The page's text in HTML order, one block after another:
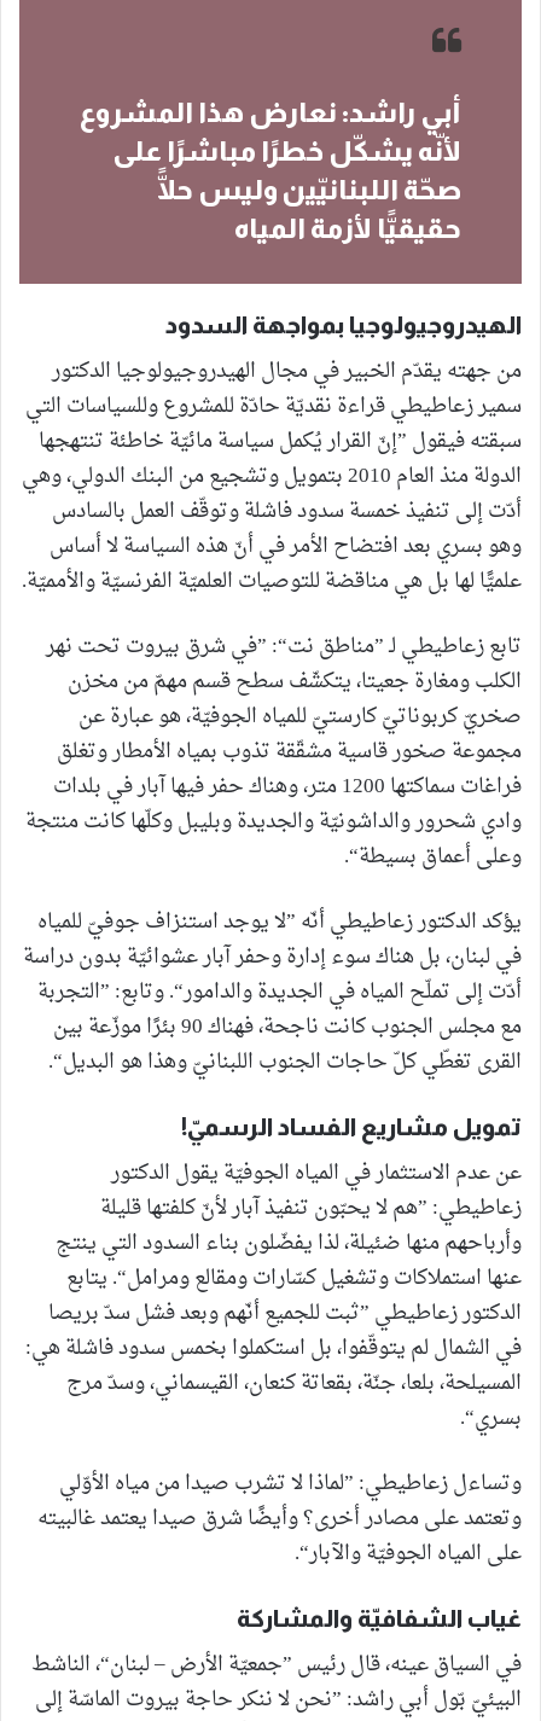
أبي راشد: نعارض هذا المشروع
لأنّه يشكّل خطرًا مباشرًا على
صحّة اللبنانيّين وليس حلًّا
حقيقيًّا لأزمة المياه
الهيدروجيولوجيا بمواجهة السدود
من جهته يقدّم الخبير في مجال الهيدروجيولوجيا الدكتور
سمير زعاطيطي قراءة نقديّة حادّة للمشروع وللسياسات التي
سبقته فيقول ”إنّ القرار يُكمل سياسة مائيّة خاطئة تنتهجها
الدولة منذ العام 2010 بتمويل وتشجيع من البنك الدولي، وهي
أدّت إلى تنفيذ خمسة سدود فاشلة وتوقّف العمل بالسادس
وهو بسري بعد افتضاح الأمر في أنّ هذه السياسة لا أساس
علميًّا لها بل هي مناقضة للتوصيات العلميّة الفرنسيّة والأمميّة.
تابع زعاطيطي لـ ”مناطق نت“: ”في شرق بيروت تحت نهر
الكلب ومغارة جعيتا، يتكشّف سطح قسم مهمّ من مخزن
صخريّ كربوناتيّ كارستيّ للمياه الجوفيّة، هو عبارة عن
مجموعة صخور قاسية مشقّقة تذوب بمياه الأمطار وتغلق
فراغات سماكتها 1200 متر، وهناك حفر فيها آبار في بلدات
وادي شحرور والداشونيّة والجديدة وبليبل وكلّها كانت منتجة
وعلى أعماق بسيطة“.
يؤكد الدكتور زعاطيطي أنّه ”لا يوجد استنزاف جوفيّ للمياه
في لبنان، بل هناك سوء إدارة وحفر آبار عشوائيّة بدون دراسة
أدّت إلى تملّح المياه في الجديدة والدامور“. وتابع: ”التجربة
مع مجلس الجنوب كانت ناجحة، فهناك 90 بئرًا موزّعة بين
القرى تغطّي كلّ حاجات الجنوب اللبنانيّ وهذا هو البديل“.
تمويل مشاريع الفساد الرسميّ!
عن عدم الاستثمار في المياه الجوفيّة يقول الدكتور
زعاطيطي: ”هم لا يحبّون تنفيذ آبار لأنّ كلفتها قليلة
وأرباحهم منها ضئيلة، لذا يفضّلون بناء السدود التي ينتج
عنها استملاكات وتشغيل كسّارات ومقالع ومرامل“. يتابع
الدكتور زعاطيطي ”ثبت للجميع أنّهم وبعد فشل سدّ بريصا
في الشمال لم يتوقّفوا، بل استكملوا بخمس سدود فاشلة هي:
المسيلحة، بلعا، جنّة، بقعاتة كنعان، القيسماني، وسدّ مرج
بسري“.
وتساءل زعاطيطي: ”لماذا لا تشرب صيدا من مياه الأوّلي
وتعتمد على مصادر أخرى؟ وأيضًا شرق صيدا يعتمد غالبيته
على المياه الجوفيّة والآبار“.
غياب الشفافيّة والمشاركة
في السياق عينه، قال رئيس ”جمعيّة الأرض – لبنان“، الناشط
البيئيّ بّول أبي راشد: ”نحن لا ننكر حاجة بيروت الماسّة إلى